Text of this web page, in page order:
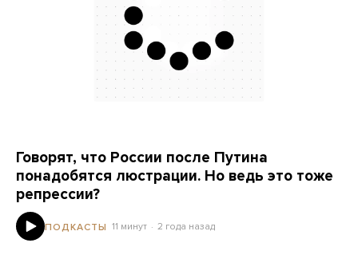
Говорят, что России после Путина
понадобятся люстрации. Но ведь это тоже
репрессии?
ПОДКАСТЫ 11 минут 2 года назад